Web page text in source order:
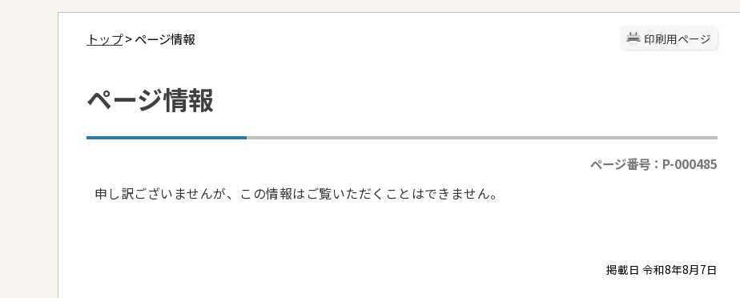
印刷用ページ
トップ> ページ情報
ページ情報
ページ番号：P-000485
申し訳ございませんが、この情報はご覧いただくことはできません。
掲載日 令和8年8月7日